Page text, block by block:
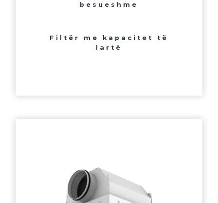
besueshme
Filtër me kapacitet të
lartë